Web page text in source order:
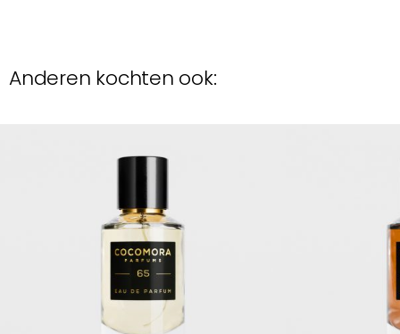
Anderen kochten ook: